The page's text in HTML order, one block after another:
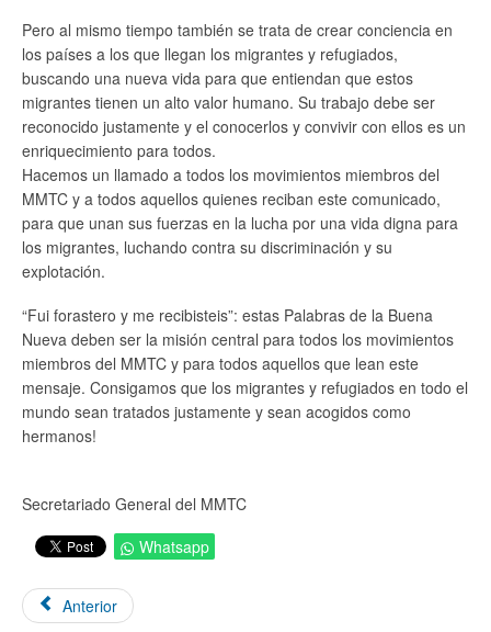
Pero al mismo tiempo también se trata de crear conciencia en
los países a los que llegan los migrantes y refugiados,
buscando una nueva vida para que entiendan que estos
migrantes tienen un alto valor humano. Su trabajo debe ser
reconocido justamente y el conocerlos y convivir con ellos es un
enriquecimiento para todos.
Hacemos un llamado a todos los movimientos miembros del
MMTC y a todos aquellos quienes reciban este comunicado,
para que unan sus fuerzas en la lucha por una vida digna para
los migrantes, luchando contra su discriminación y su
explotación.
“Fui forastero y me recibisteis”: estas Palabras de la Buena
Nueva deben ser la misión central para todos los movimientos
miembros del MMTC y para todos aquellos que lean este
mensaje. Consigamos que los migrantes y refugiados en todo el
mundo sean tratados justamente y sean acogidos como
hermanos!
Secretariado General del MMTC
Whatsapp
Anterior